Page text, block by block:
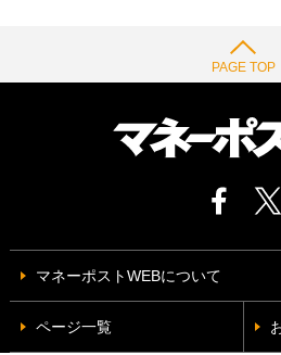
PAGE TOP
マネーポストWEBについて
ページ一覧